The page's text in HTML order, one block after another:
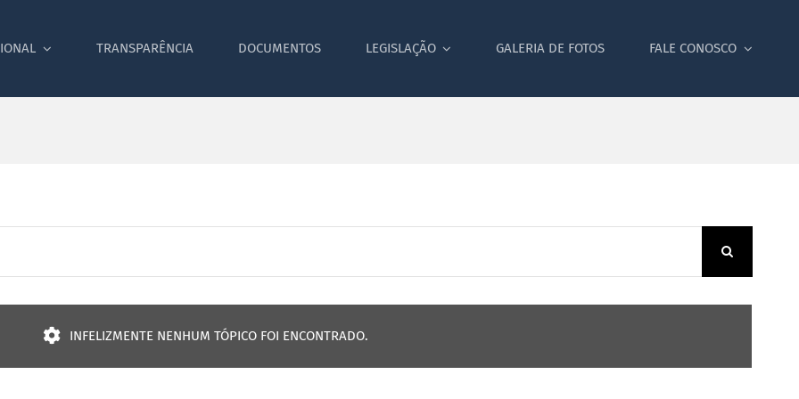
TRANSPARÊNCIA DOCUMENTOS LEGISLAÇÃO GALERIA DE FOTOS FALE CONOSCO
INFELIZMENTE NENHUM TÓPICO FOI ENCONTRADO.